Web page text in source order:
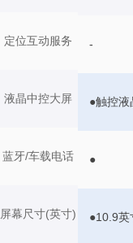
定位互动服务
液晶中控大屏
蓝牙/车载电话
屏幕尺寸(英寸)
-
●触控液
●
●10.9英